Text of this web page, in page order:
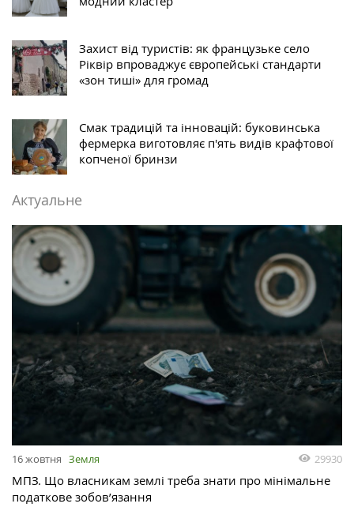
Захист від туристів: як французьке село
Ріквір впроваджує європейські стандарти
«зон тиші» для громад
Смак традицій та інновацій: буковинська
фермерка виготовляє п'ять видів крафтової
копченої бринзи
Актуальне
16 жовтня Земля 29930
МПЗ. Що власникам землі треба знати про мінімальне
податкове зобов’язання